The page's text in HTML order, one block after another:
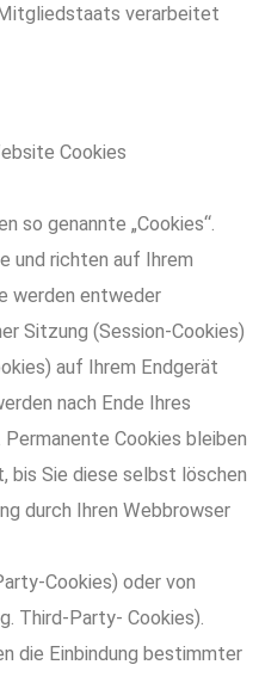
verarbeitet
Cookies
so genannte „Cookies“.
und richten auf Ihrem
werden entweder
Sitzung (Session-Cookies)
auf Ihrem Endgerät
nach Ende Ihres
Cookies bleiben
bis Sie diese selbst löschen
durch Ihren Webbrowser
Cookies) oder von
Third-Party- Cookies).
die Einbindung bestimmter